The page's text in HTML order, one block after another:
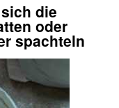
die
oder
spachteln